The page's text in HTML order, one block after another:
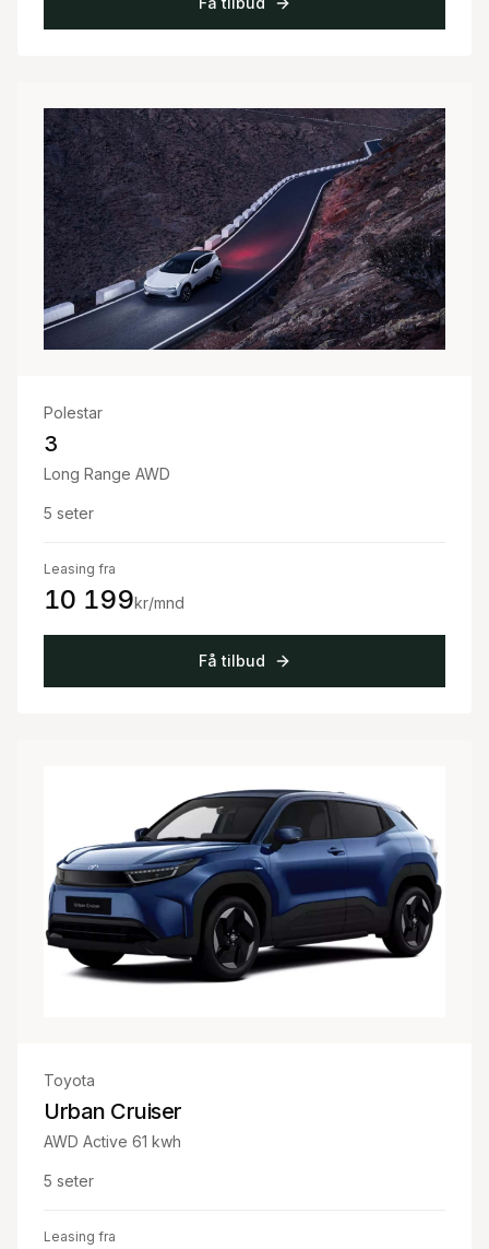
Polestar
3
Long Range AWD
5 seter
Leasing fra
10 199kr/mnd
Få tilbud
Toyota
Urban Cruiser
AWD Active 61 kwh
5 seter
Leasing fra